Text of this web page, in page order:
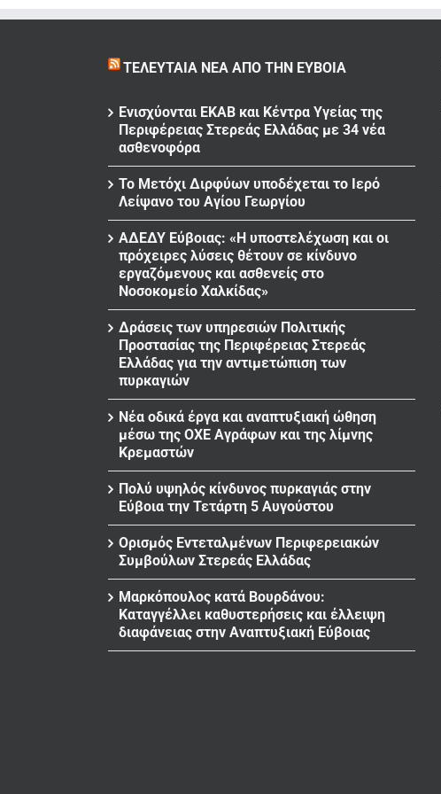
ΤΕΛΕΥΤΑΊΑ ΝΈΑ ΑΠΌ ΤΗΝ ΕΎΒΟΙΑ
Ενισχύονται ΕΚΑΒ και Κέντρα Υγείας της
Περιφέρειας Στερεάς Ελλάδας με 34 νέα
ασθενοφόρα
Το Μετόχι Διρφύων υποδέχεται το Ιερό
Λείψανο του Αγίου Γεωργίου
ΑΔΕΔΥ Εύβοιας: «Η υποστελέχωση και οι
πρόχειρες λύσεις θέτουν σε κίνδυνο
εργαζόμενους και ασθενείς στο
Νοσοκομείο Χαλκίδας»
Δράσεις των υπηρεσιών Πολιτικής
Προστασίας της Περιφέρειας Στερεάς
Ελλάδας για την αντιμετώπιση των
πυρκαγιών
Νέα οδικά έργα και αναπτυξιακή ώθηση
μέσω της ΟΧΕ Αγράφων και της λίμνης
Κρεμαστών
Πολύ υψηλός κίνδυνος πυρκαγιάς στην
Εύβοια την Τετάρτη 5 Αυγούστου
Ορισμός Εντεταλμένων Περιφερειακών
Συμβούλων Στερεάς Ελλάδας
Μαρκόπουλος κατά Βουρδάνου:
Καταγγέλλει καθυστερήσεις και έλλειψη
διαφάνειας στην Αναπτυξιακή Εύβοιας